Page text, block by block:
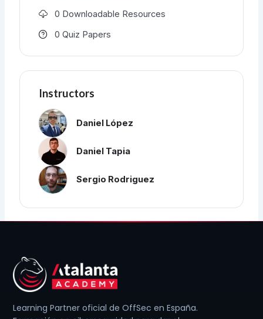
0 Downloadable Resources
0 Quiz Papers
Instructors
Daniel López
Daniel Tapia
Sergio Rodriguez
Learning Partner oficial de OffSec en España.